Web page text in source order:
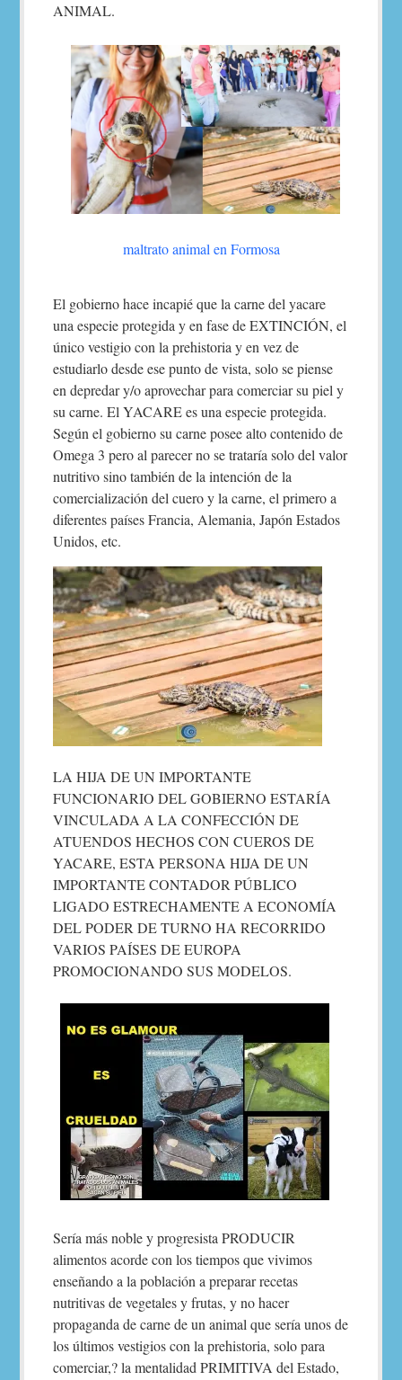
ANIMAL.
maltrato animal en Formosa
El gobierno hace incapié que la carne del yacare
una especie protegida y en fase de EXTINCIÓN, el
único vestigio con la prehistoria y en vez de
estudiarlo desde ese punto de vista, solo se piense
en depredar y/o aprovechar para comerciar su piel y
su carne. El YACARE es una especie protegida.
Según el gobierno su carne posee alto contenido de
Omega 3 pero al parecer no se trataría solo del valor
nutritivo sino también de la intención de la
comercialización del cuero y la carne, el primero a
diferentes países Francia, Alemania, Japón Estados
Unidos, etc.
LA HIJA DE UN IMPORTANTE
FUNCIONARIO DEL GOBIERNO ESTARÍA
VINCULADA A LA CONFECCIÓN DE
ATUENDOS HECHOS CON CUEROS DE
YACARE, ESTA PERSONA HIJA DE UN
IMPORTANTE CONTADOR PÚBLICO
LIGADO ESTRECHAMENTE A ECONOMÍA
DEL PODER DE TURNO HA RECORRIDO
VARIOS PAÍSES DE EUROPA
PROMOCIONANDO SUS MODELOS.
Sería más noble y progresista PRODUCIR
alimentos acorde con los tiempos que vivimos
enseñando a la población a preparar recetas
nutritivas de vegetales y frutas, y no hacer
propaganda de carne de un animal que sería unos de
los últimos vestigios con la prehistoria, solo para
comerciar,? la mentalidad PRIMITIVA del Estado,